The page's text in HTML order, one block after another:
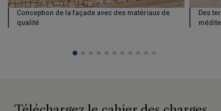
Conception de la façade avec des matériaux de
qualité
Des